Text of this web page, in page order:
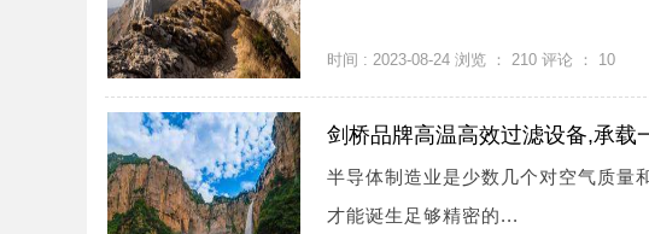
时间 : 2023-08-24 浏览 ： 210 评论 ： 10
剑桥品牌高温高效过滤设备,承载
半导体制造业是少数几个对空气质量
才能诞生足够精密的...